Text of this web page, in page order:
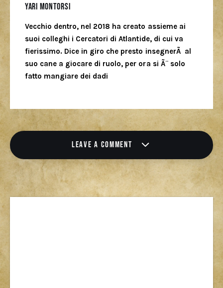
Yari Montorsi
Vecchio dentro, nel 2018 ha creato assieme ai
suoi colleghi i Cercatori di Atlantide, di cui va
fierissimo. Dice in giro che presto insegnerÃ al
suo cane a giocare di ruolo, per ora si Ã¨ solo
fatto mangiare dei dadi
LEAVE A COMMENT